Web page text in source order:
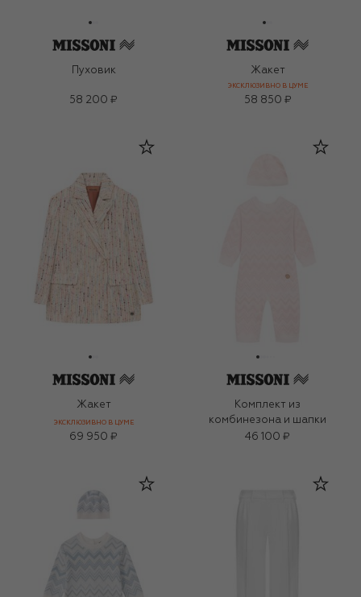
Пуховик
58 200 ₽
Жакет
ЭКСКЛЮЗИВНО В ЦУМЕ
58 850 ₽
Жакет
ЭКСКЛЮЗИВНО В ЦУМЕ
69 950 ₽
Комплект из
комбинезона и шапки
46 100 ₽